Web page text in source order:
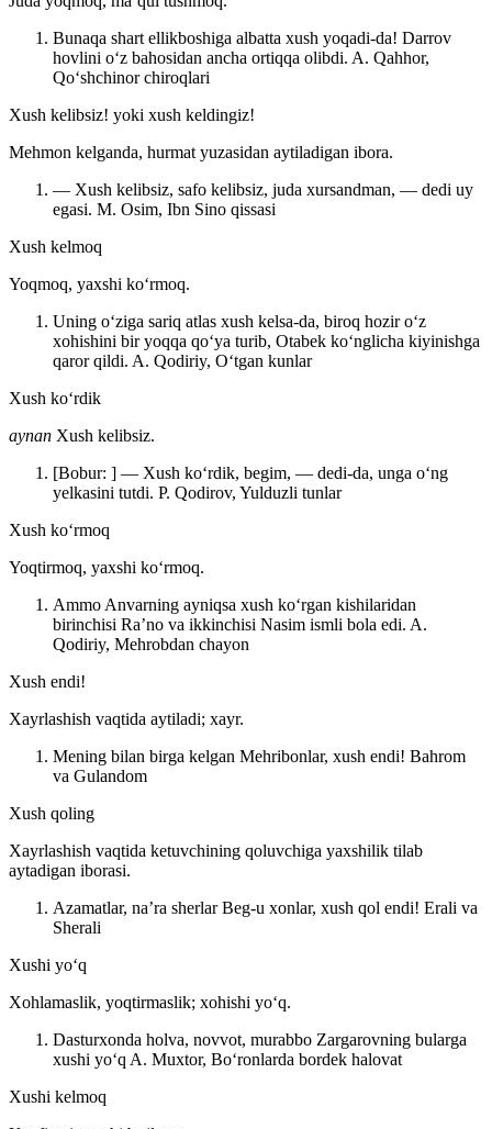
Bunaqa shart ellikboshiga albatta xush yoqadi-da! Darrov
hovlini oʻz bahosidan ancha ortiqqa olibdi. A. Qahhor,
Qoʻshchinor chiroqlari
Xush kelibsiz! yoki xush keldingiz!
Mehmon kelganda, hurmat yuzasidan aytiladigan ibora.
— Xush kelibsiz, safo kelibsiz, juda xursandman, — dedi uy
egasi. M. Osim, Ibn Sino qissasi
Xush kelmoq
Yoqmoq, yaxshi koʻrmoq.
Uning oʻziga sariq atlas xush kelsa-da, biroq hozir oʻz
xohishini bir yoqqa qoʻya turib, Otabek koʻnglicha kiyinishga
qaror qildi. A. Qodiriy, Oʻtgan kunlar
Xush koʻrdik
aynan Xush kelibsiz.
[Bobur: ] — Xush koʻrdik, begim, — dedi-da, unga oʻng
yelkasini tutdi. P. Qodirov, Yulduzli tunlar
Xush koʻrmoq
Yoqtirmoq, yaxshi koʻrmoq.
Ammo Anvarning ayniqsa xush koʻrgan kishilaridan
birinchisi Raʼno va ikkinchisi Nasim ismli bola edi. A.
Qodiriy, Mehrobdan chayon
Xush endi!
Xayrlashish vaqtida aytiladi; xayr.
Mening bilan birga kelgan Mehribonlar, xush endi! Bahrom
va Gulandom
Xush qoling
Xayrlashish vaqtida ketuvchining qoluvchiga yaxshilik tilab
aytadigan iborasi.
Azamatlar, naʼra sherlar Beg-u xonlar, xush qol endi! Erali va
Sherali
Xushi yoʻq
Xohlamaslik, yoqtirmaslik; xohishi yoʻq.
Dasturxonda holva, novvot, murabbo Zargarovning bularga
xushi yoʻq A. Muxtor, Boʻronlarda bordek halovat
Xushi kelmoq